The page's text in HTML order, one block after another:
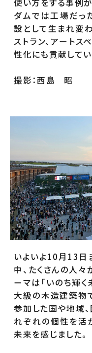
使い方をする事例
ダムでは工場だっ
設として生まれ変
ストラン、アート
性化にも貢献してい
撮影：西島 昭
いよいよ10月13日
中、たくさんの人
ーマは「いのち輝
大級の木造建築物
参加した国や地域
れぞれの個性を活
未来を感じました。